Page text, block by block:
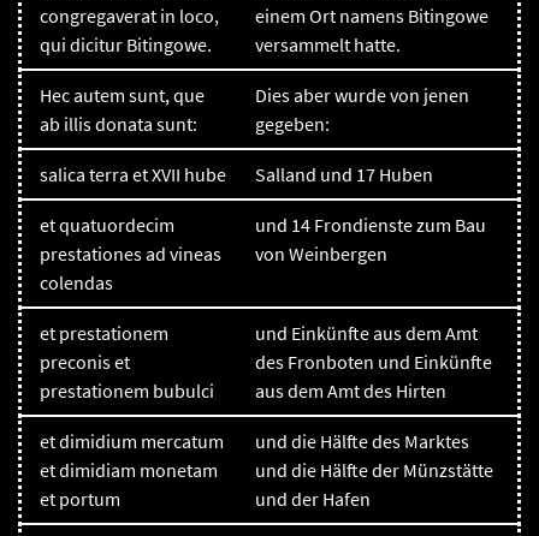
congregaverat in loco,
qui dicitur Bitingowe.
einem Ort namens Bitingowe
versammelt hatte.
Hec autem sunt, que
ab illis donata sunt:
Dies aber wurde von jenen
gegeben:
salica terra et XVII hube Salland und 17 Huben
et quatuordecim
prestationes ad vineas
colendas
und 14 Frondienste zum Bau
von Weinbergen
et prestationem
preconis et
prestationem bubulci
und Einkünfte aus dem Amt
des Fronboten und Einkünfte
aus dem Amt des Hirten
et dimidium mercatum
et dimidiam monetam
et portum
und die Hälfte des Marktes
und die Hälfte der Münzstätte
und der Hafen